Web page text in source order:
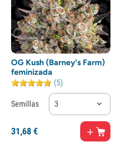
OG Kush (Barney's Farm)
feminizada
(5)
Semillas 3
31,68€